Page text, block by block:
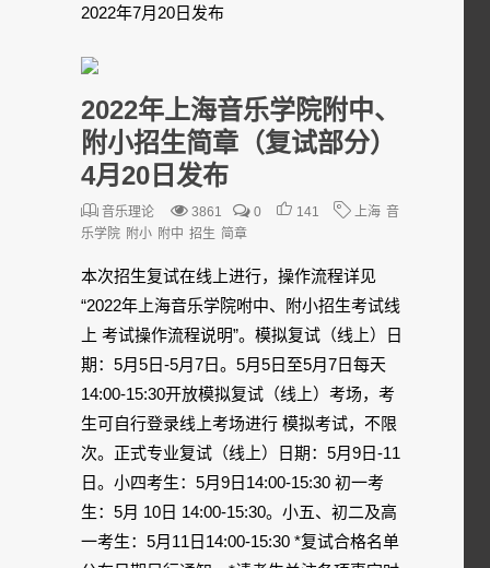
2022年7月20日发布
2022年上海音乐学院附中、
附小招生简章（复试部分）
4月20日发布
音乐理论 3861 0 141 上海 音
乐学院 附小 附中 招生 简章
本次招生复试在线上进行，操作流程详见
“2022年上海音乐学院咐中、附小招生考试线
上 考试操作流程说明”。模拟复试（线上）日
期：5月5日-5月7日。5月5日至5月7日每天
14:00-15:30开放模拟复试（线上）考场，考
生可自行登录线上考场进行 模拟考试，不限
次。正式专业复试（线上）日期：5月9日-11
日。小四考生：5月9日14:00-15:30 初一考
生：5月 10日 14:00-15:30。小五、初二及高
一考生：5月11日14:00-15:30 *复试合格名单